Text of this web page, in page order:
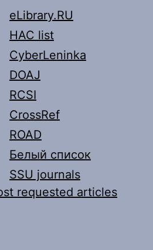
eLibrary.RU
HAC list
CyberLeninka
DOAJ
RCSI
CrossRef
ROAD
Белый список
SSU journals
requested articles